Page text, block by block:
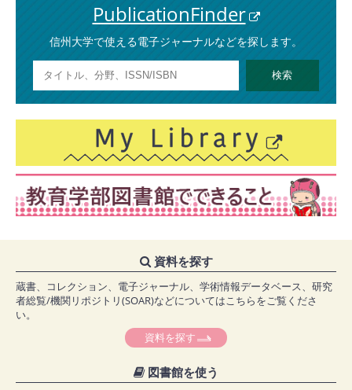
PublicationFinder
信州大学で使える電子ジャーナルなどを探します。
資料を探す
蔵書、コレクション、電子ジャーナル、学術情報データベース、研究
者総覧/機関リポジトリ(SOAR)などについてはこちらをご覧くださ
い。
資料を探す
図書館を使う